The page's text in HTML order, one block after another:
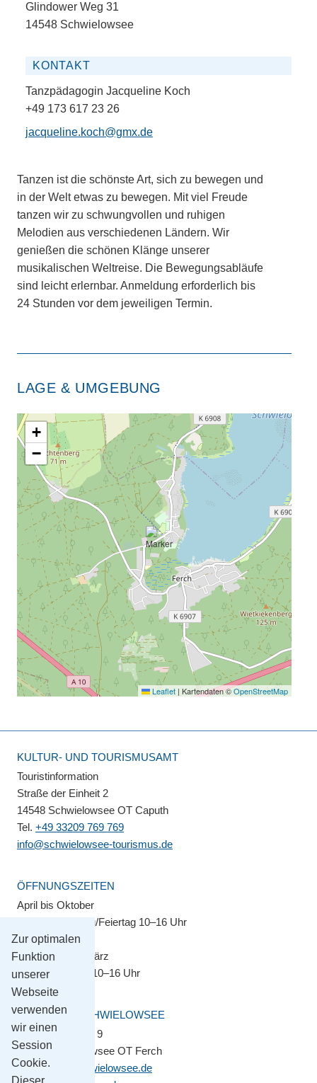
Zur optimalen
Funktion
unserer
Webseite
verwenden
wir einen
Session
Cookie.
Dieser
Glindower Weg 31
14548 Schwielowsee
KONTAKT
Tanzpädagogin Jacqueline Koch
+49 173 617 23 26
jacqueline.koch@gmx.de
Tanzen ist die schönste Art, sich zu bewegen und
in der Welt etwas zu bewegen. Mit viel Freude
tanzen wir zu schwungvollen und ruhigen
Melodien aus verschiedenen Ländern. Wir
genießen die schönen Klänge unserer
musikalischen Weltreise. Die Bewegungsabläufe
sind leicht erlernbar. Anmeldung erforderlich bis
24 Stunden vor dem jeweiligen Termin.
LAGE & UMGEBUNG
+
−
Leaflet | Kartendaten ©OpenStreetMap
KULTUR- UND TOURISMUSAMT
Touristinformation
Straße der Einheit 2
14548 Schwielowsee OT Caputh
Tel. +49 33209 769 769
info@schwielowsee-tourismus.de
ÖFFNUNGSZEITEN
April bis Oktober
Montag–Sonntag/Feiertag 10–16 Uhr
November bis März
Montag–Freitag 10–16 Uhr
GEMEINDE SCHWIELOWSEE
Potsdamer Platz 9
14548 Schwielowsee OT Ferch
gemeinde@schwielowsee.de